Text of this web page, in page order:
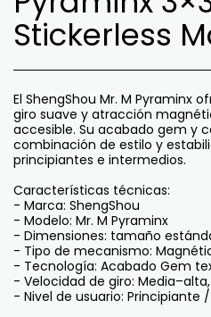
Stickerless
El ShengShou Mr. M Pyraminx
giro suave y atracción
accesible. Su acabado gem y
combinación de estilo y
principiantes e intermedios.
Características técnicas:
- Marca: ShengShou
- Modelo: Mr. M Pyraminx
- Dimensiones: tamaño
- Tipo de mecanismo:
- Tecnología: Acabado Gem
- Velocidad de giro:
- Nivel de usuario: Principiante